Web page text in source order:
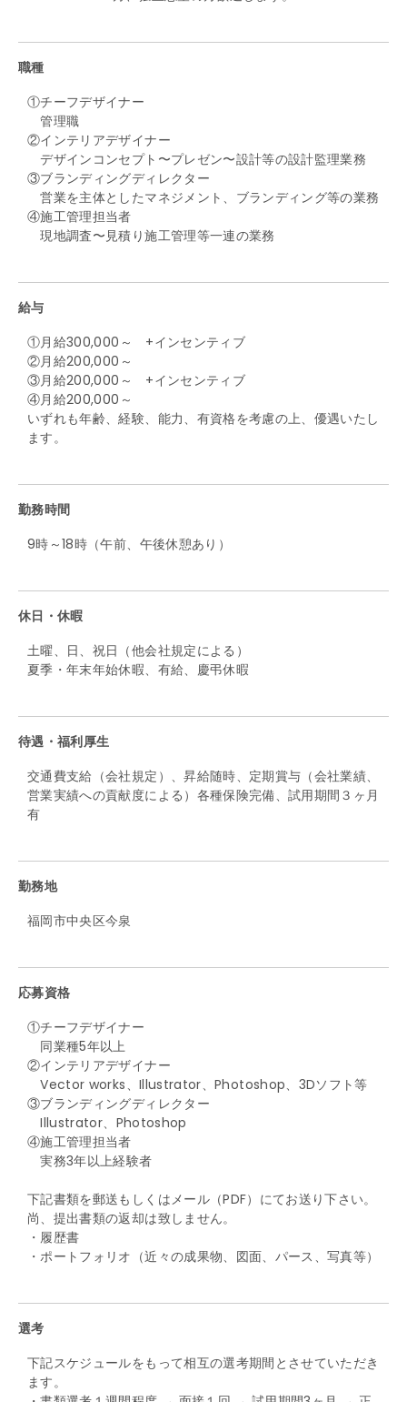
職種
①チーフデザイナー
管理職
②インテリアデザイナー
デザインコンセプト〜プレゼン〜設計等の設計監理業務
③ブランディングディレクター
営業を主体としたマネジメント、ブランディング等の業務
④施工管理担当者
現地調査〜見積り施工管理等一連の業務
給与
①月給300,000～ +インセンティブ
②月給200,000～
③月給200,000～ +インセンティブ
④月給200,000～
いずれも年齢、経験、能力、有資格を考慮の上、優遇いたし
ます。
勤務時間
9時～18時（午前、午後休憩あり）
休日・休暇
土曜、日、祝日（他会社規定による）
夏季・年末年始休暇、有給、慶弔休暇
待遇・福利厚生
交通費支給（会社規定）、昇給随時、定期賞与（会社業績、
営業実績への貢献度による）各種保険完備、試用期間３ヶ月
有
勤務地
福岡市中央区今泉
応募資格
①チーフデザイナー
同業種5年以上
②インテリアデザイナー
Vector works、Illustrator、Photoshop、3Dソフト等
③ブランディングディレクター
Illustrator、Photoshop
④施工管理担当者
実務3年以上経験者
下記書類を郵送もしくはメール（PDF）にてお送り下さい。
尚、提出書類の返却は致しません。
・履歴書
・ポートフォリオ（近々の成果物、図面、パース、写真等）
選考
下記スケジュールをもって相互の選考期間とさせていただき
ます。